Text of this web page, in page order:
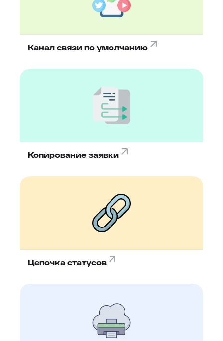
Канал связи по умолчанию
Копирование заявки
Цепочка статусов